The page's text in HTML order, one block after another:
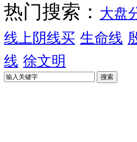
热门搜索： 大盘
线上阴线买 生命线
线 徐文明